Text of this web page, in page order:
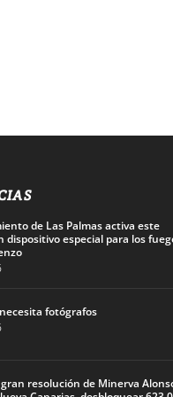
de Las Palmas activa este
dispositivo especial para los
fotógrafos
resolución de Minerva